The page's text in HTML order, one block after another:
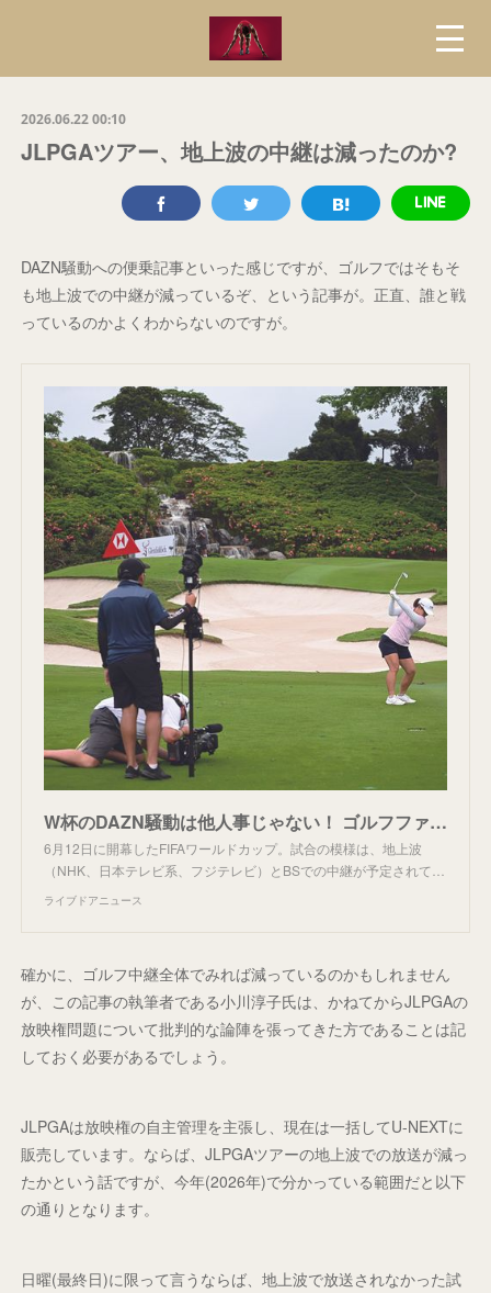
2026.06.22 00:10
JLPGAツアー、地上波の中継は減ったのか?
DAZN騒動への便乗記事といった感じですが、ゴルフではそもそ
も地上波での中継が減っているぞ、という記事が。正直、誰と戦
っているのかよくわからないのですが。
W杯のDAZN騒動は他人事じゃない！ ゴルフファンがとっくに直面している「見るのにお金がかかる」問題 - ライブドアニュース
6月12日に開幕したFIFAワールドカップ。試合の模様は、地上波
（NHK、日本テレビ系、フジテレビ）とBSでの中継が予定されて…
ライブドアニュース
確かに、ゴルフ中継全体でみれば減っているのかもしれません
が、この記事の執筆者である小川淳子氏は、かねてからJLPGAの
放映権問題について批判的な論陣を張ってきた方であることは記
しておく必要があるでしょう。
JLPGAは放映権の自主管理を主張し、現在は一括してU-NEXTに
販売しています。ならば、JLPGAツアーの地上波での放送が減っ
たかという話ですが、今年(2026年)で分かっている範囲だと以下
の通りとなります。
日曜(最終日)に限って言うならば、地上波で放送されなかった試